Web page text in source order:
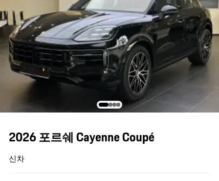
2026 포르쉐 Cayenne Coupé
신차